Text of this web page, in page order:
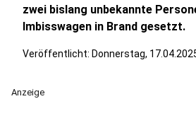
zwei bislang unbekannte
Imbisswagen in Brand gesetzt.
Veröffentlicht: Donnerstag,
Anzeige